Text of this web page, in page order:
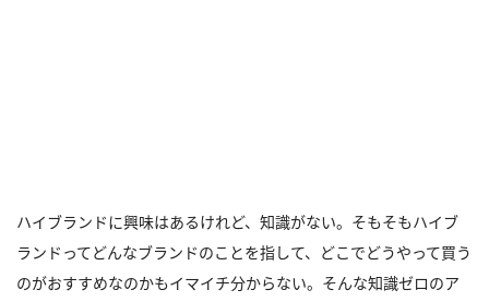
ハイブランドに興味はあるけれど、知識がない。そもそもハイブ
ランドってどんなブランドのことを指して、どこでどうやって買う
のがおすすめなのかもイマイチ分からない。そんな知識ゼロのア